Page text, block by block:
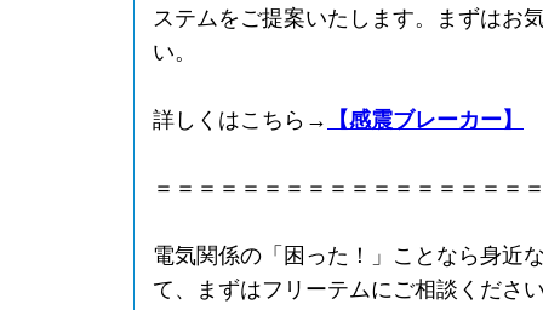
ステムをご提案いたします。まずはお
い。
詳しくはこちら→ 【感震ブレーカー】
＝＝＝＝＝＝＝＝＝＝＝＝＝＝＝＝＝
電気関係の「困った！」ことなら身近
て、まずはフリーテムにご相談くださ